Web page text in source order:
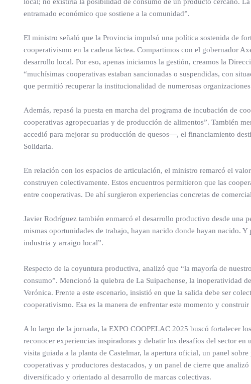
entramado económico que sostiene a la comunidad”.
El ministro señaló que la Provincia impulsó una política sostenida de
cooperativismo en la cadena láctea. Compartimos con el gobernador
desarrollo local. Por eso, apenas iniciamos la gestión, creamos la
“muchísimas cooperativas estaban sancionadas o suspendidas, con
que permitió recuperar la institucionalidad de numerosas
Además, repasó la puesta en marcha del programa de incubación de
cooperativas agropecuarias y de producción de alimentos”. También
accedió para mejorar su producción de quesos—, el financiamiento
Solidaria.
En relación con los espacios de articulación, el ministro remarcó el
construyen colectivamente. Estos encuentros permitieron que las
entre cooperativas. De ahí surgieron experiencias concretas de
Javier Rodríguez también enmarcó el desarrollo productivo desde una
mismas oportunidades de trabajo, hayan nacido donde hayan nacido.
industria y arraigo local”.
Respecto de la coyuntura productiva, analizó que “la mayoría de
consumo”. Mencionó la quiebra de La Suipachense, la inoperatividad
Verónica. Frente a este escenario, insistió en que la salida debe ser
cooperativismo. Esa es la manera de enfrentar este momento y
A lo largo de la jornada, la EXPO COOPELAC 2025 buscó fortalecer
reconocer experiencias inspiradoras y debatir los desafíos del sector
visita guiada a la planta de Castelmar, la apertura oficial, un panel
cooperativas y productores destacados, y un panel de cierre que
diversificado y orientado al desarrollo de marcas colectivas.